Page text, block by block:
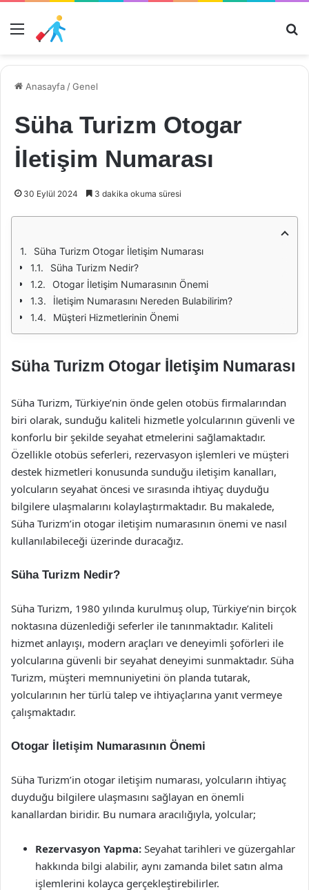
Menü
Anasayfa /Genel
Süha Turizm Otogar
İletişim Numarası
30 Eylül 2024 3 dakika okuma süresi
Süha Turizm Otogar İletişim Numarası
Süha Turizm Nedir?
Otogar İletişim Numarasının Önemi
İletişim Numarasını Nereden Bulabilirim?
Müşteri Hizmetlerinin Önemi
Süha Turizm Otogar İletişim Numarası
Süha Turizm, Türkiye’nin önde gelen otobüs firmalarından
biri olarak, sunduğu kaliteli hizmetle yolcularının güvenli ve
konforlu bir şekilde seyahat etmelerini sağlamaktadır.
Özellikle otobüs seferleri, rezervasyon işlemleri ve müşteri
destek hizmetleri konusunda sunduğu iletişim kanalları,
yolcuların seyahat öncesi ve sırasında ihtiyaç duyduğu
bilgilere ulaşmalarını kolaylaştırmaktadır. Bu makalede,
Süha Turizm’in otogar iletişim numarasının önemi ve nasıl
kullanılabileceği üzerinde duracağız.
Süha Turizm Nedir?
Süha Turizm, 1980 yılında kurulmuş olup, Türkiye’nin birçok
noktasına düzenlediği seferler ile tanınmaktadır. Kaliteli
hizmet anlayışı, modern araçları ve deneyimli şoförleri ile
yolcularına güvenli bir seyahat deneyimi sunmaktadır. Süha
Turizm, müşteri memnuniyetini ön planda tutarak,
yolcularının her türlü talep ve ihtiyaçlarına yanıt vermeye
çalışmaktadır.
Otogar İletişim Numarasının Önemi
Süha Turizm’in otogar iletişim numarası, yolcuların ihtiyaç
duyduğu bilgilere ulaşmasını sağlayan en önemli
kanallardan biridir. Bu numara aracılığıyla, yolcular;
Rezervasyon Yapma: Seyahat tarihleri ve güzergahlar
hakkında bilgi alabilir, aynı zamanda bilet satın alma
işlemlerini kolayca gerçekleştirebilirler.